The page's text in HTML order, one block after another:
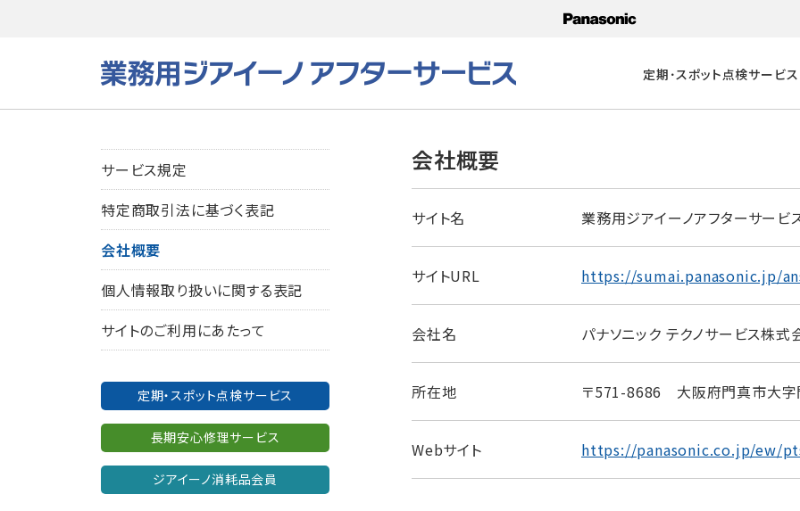
定期･スポット点検サービス
サービス規定
特定商取引法に基づく表記
会社概要
個人情報取り扱いに関する表記
サイトのご利用にあたって
定期・スポット点検サービス
長期安心修理サービス
ジアイーノ消耗品会員
会社概要
サイト名 業務用ジアイーノアフターサービ
サイトURL https://sumai.panasonic.jp/
会社名 パナソニック テクノサービス株式
所在地 〒571-8686 大阪府門真市大
Webサイト https://panasonic.co.jp/ew/